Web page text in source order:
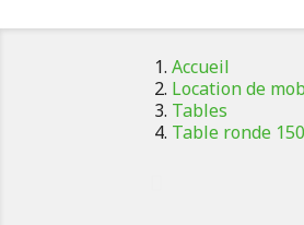
Accueil
Location de
Tables
Table ronde